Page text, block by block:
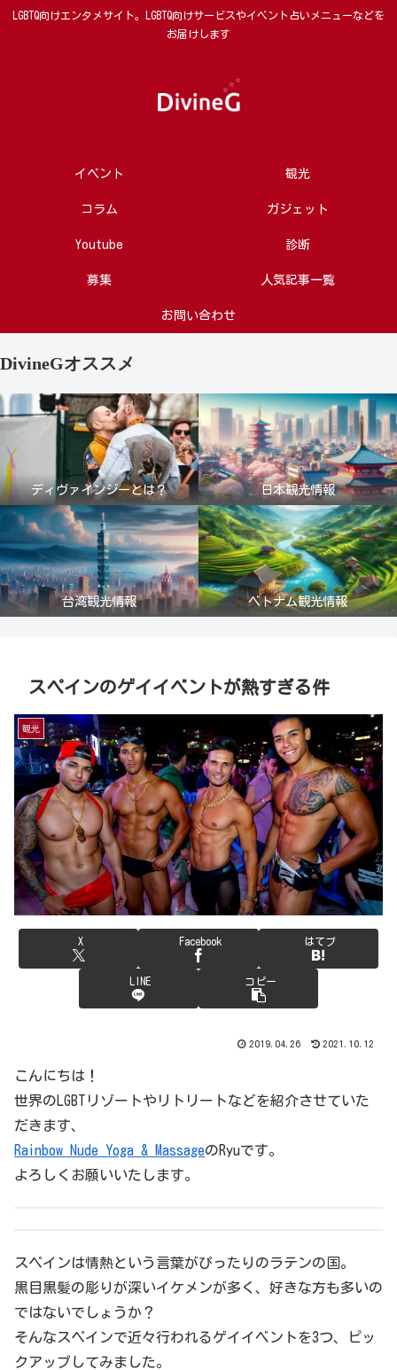
LGBTQ向けエンタメサイト。LGBTQ向けサービスやイベント占いメニューなどを
お届けします
イベント 観光
コラム ガジェット
Youtube 診断
募集 人気記事一覧
お問い合わせ
DivineGオススメ
ディヴァインジーとは？ 日本観光情報
台湾観光情報 ベトナム観光情報
スペインのゲイイベントが熱すぎる件
観光
X Facebook はてブ
LINE コピー
2019.04.26 2021.10.12
こんにちは！
世界のLGBTリゾートやリトリートなどを紹介させていた
だきます、
Rainbow Nude Yoga & MassageのRyuです。
よろしくお願いいたします。
スペインは情熱という言葉がぴったりのラテンの国。
黒目黒髪の彫りが深いイケメンが多く、好きな方も多いの
ではないでしょうか？
そんなスペインで近々行われるゲイイベントを3つ、ピッ
クアップしてみました。